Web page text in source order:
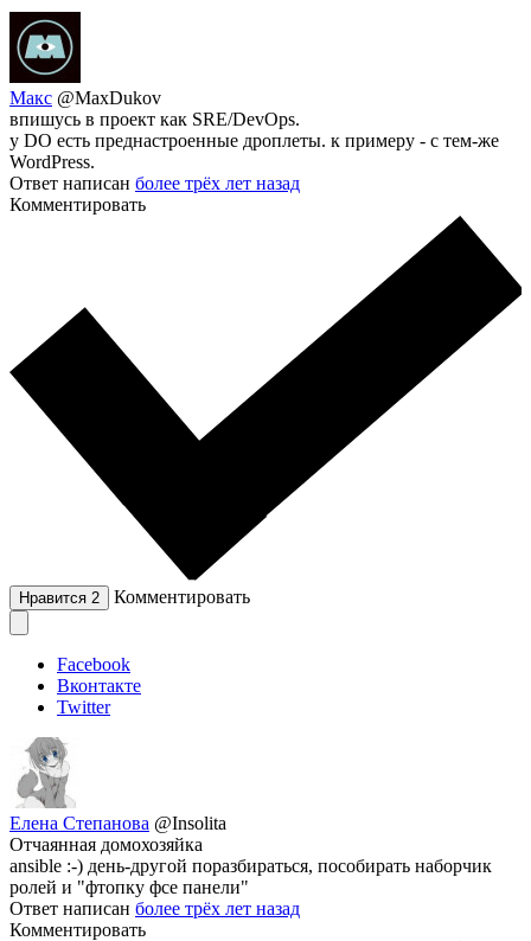
Макс @MaxDukov
впишусь в проект как SRE/DevOps.
у DO есть преднастроенные дроплеты. к примеру - с тем-же
WordPress.
Ответ написан более трёх лет назад
Комментировать
Нравится 2 Комментировать
Facebook
Вконтакте
Twitter
Елена Степанова @Insolita
Отчаянная домохозяйка
ansible :-) день-другой поразбираться, пособирать наборчик
ролей и "фтопку фсе панели"
Ответ написан более трёх лет назад
Комментировать